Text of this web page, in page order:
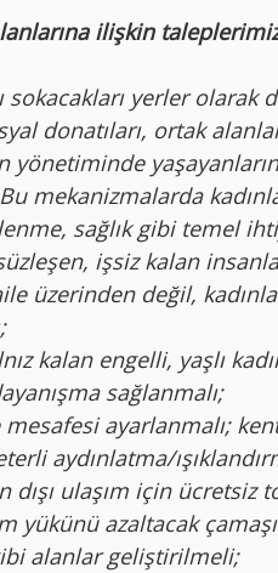
ilişkin
sokacakları yerler olarak
donatıları, ortak
yönetiminde
mekanizmalarda
sağlık gibi temel
işsiz kalan
üzerinden değil,
kalan engelli, yaşlı
sağlanmalı;
ayarlanmalı;
aydınlatma/
dışı ulaşım için ücretsiz
yükünü azaltacak
alanlar geliştirilmeli;